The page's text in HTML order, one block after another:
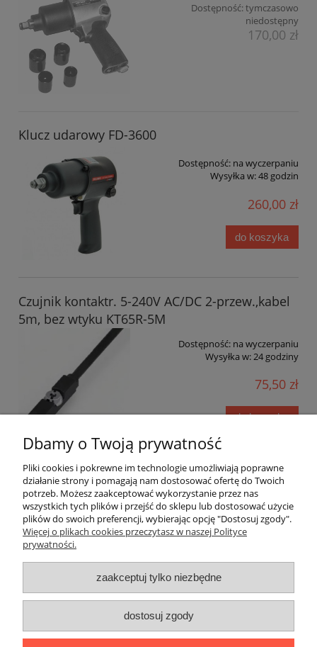
Dostępność:tymczasowo
niedostępny
170,00 zł
Klucz udarowy FD-3600
Dostępność: na wyczerpaniu
Wysyłka w:48 godzin
260,00 zł
do koszyka
Czujnik kontaktr. 5-240V AC/DC 2-przew.,kabel
5m, bez wtyku KT65R-5M
Dostępność: na wyczerpaniu
Wysyłka w:24 godziny
75,50 zł
do koszyka
« 1 2 3 4 5 ... 7 »
Pomoc
Dostawa i płatności
Moje konto
Gwarancja i zwroty
Dbamy o Twoją prywatność
Pliki cookies i pokrewne im technologie umożliwiają poprawne
działanie strony i pomagają nam dostosować ofertę do Twoich
potrzeb. Możesz zaakceptować wykorzystanie przez nas
wszystkich tych plików i przejść do sklepu lub dostosować użycie
plików do swoich preferencji, wybierając opcję "Dostosuj zgody".
Więcej o plikach cookies przeczytasz w naszej Polityce
prywatności.
zaakceptuj tylko niezbędne
dostosuj zgody